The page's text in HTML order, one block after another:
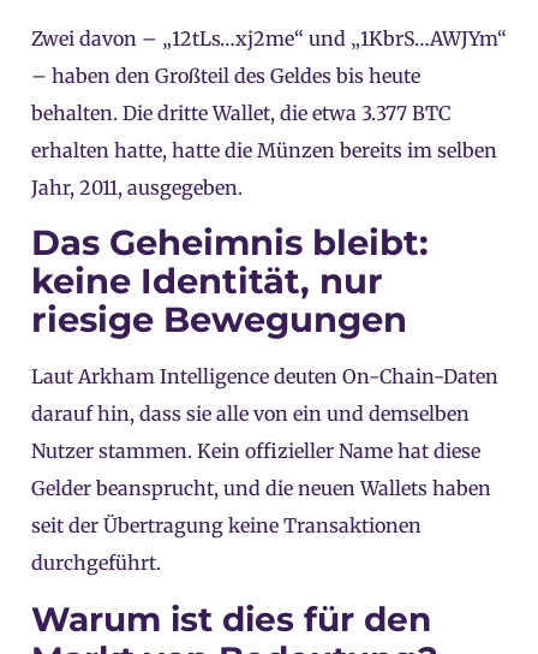
Zwei davon – „12tLs…xj2me“ und „1KbrS…AWJYm“
– haben den Großteil des Geldes bis heute
behalten. Die dritte Wallet, die etwa 3.377 BTC
erhalten hatte, hatte die Münzen bereits im selben
Jahr, 2011, ausgegeben.
Das Geheimnis bleibt:
keine Identität, nur
riesige Bewegungen
Laut Arkham Intelligence deuten On-Chain-Daten
darauf hin, dass sie alle von ein und demselben
Nutzer stammen. Kein offizieller Name hat diese
Gelder beansprucht, und die neuen Wallets haben
seit der Übertragung keine Transaktionen
durchgeführt.
Warum ist dies für den